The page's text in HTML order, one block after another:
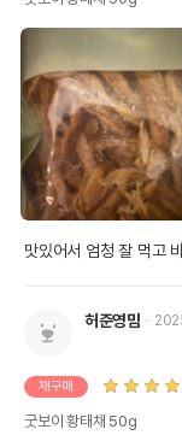
맛있어서 엄청 잘 먹고
허준영맘
재구매
굿보이 황태채 50g